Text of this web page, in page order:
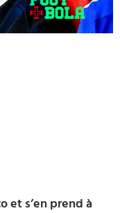
et s’en prend à